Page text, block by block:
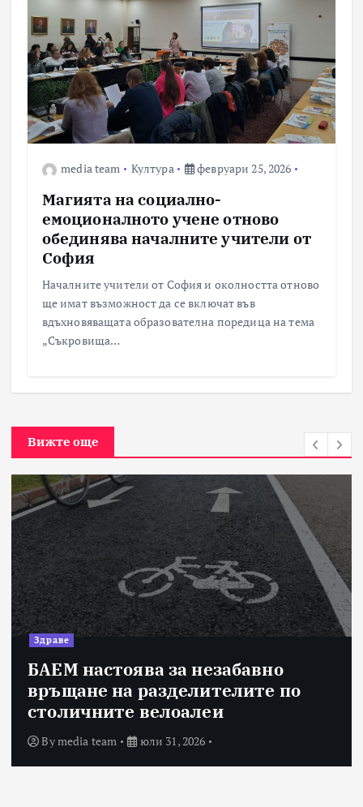
media team Култура февруари 25, 2026
Магията на социално-
емоционалното учене отново
обединява началните учители от
София
Началните учители от София и околността отново
ще имат възможност да се включат във
вдъхновяващата образователна поредица на тема
„Съкровища…
Вижте още
Здраве
БАЕМ настоява за незабавно
връщане на разделителите по
столичните велоалеи
Bymedia team юли 31, 2026